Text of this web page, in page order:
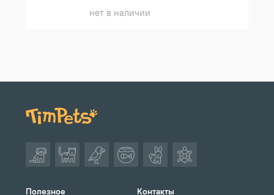
нет в наличии
Полезное Контакты